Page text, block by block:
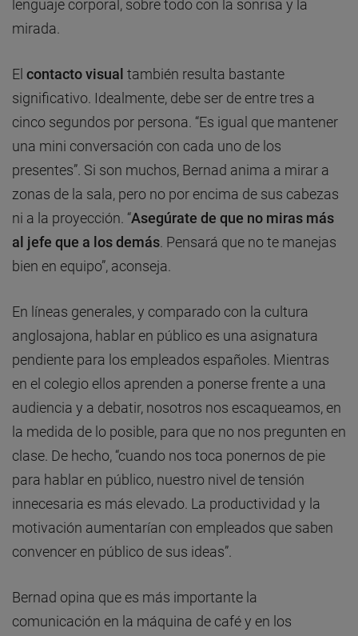
lenguaje corporal, sobre todo con la sonrisa y la
mirada.
El contacto visual también resulta bastante
significativo. Idealmente, debe ser de entre tres a
cinco segundos por persona. “Es igual que mantener
una mini conversación con cada uno de los
presentes”. Si son muchos, Bernad anima a mirar a
zonas de la sala, pero no por encima de sus cabezas
ni a la proyección. “Asegúrate de que no miras más
al jefe que a los demás. Pensará que no te manejas
bien en equipo”, aconseja.
En líneas generales, y comparado con la cultura
anglosajona, hablar en público es una asignatura
pendiente para los empleados españoles. Mientras
en el colegio ellos aprenden a ponerse frente a una
audiencia y a debatir, nosotros nos escaqueamos, en
la medida de lo posible, para que no nos pregunten en
clase. De hecho, “cuando nos toca ponernos de pie
para hablar en público, nuestro nivel de tensión
innecesaria es más elevado. La productividad y la
motivación aumentarían con empleados que saben
convencer en público de sus ideas”.
Bernad opina que es más importante la
comunicación en la máquina de café y en los